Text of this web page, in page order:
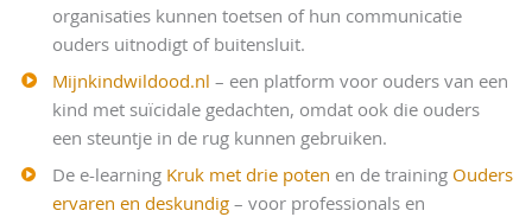
organisaties kunnen toetsen of hun communicatie
ouders uitnodigt of buitensluit.
Mijnkindwildood.nl – een platform voor ouders van een
kind met suïcidale gedachten, omdat ook die ouders
een steuntje in de rug kunnen gebruiken.
De e-learning Kruk met drie poten en de training Ouders
ervaren en deskundig– voor professionals en